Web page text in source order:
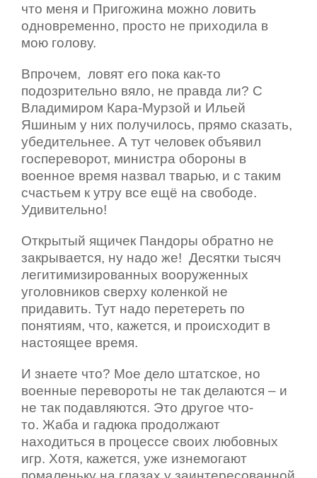
что меня и Пригожина можно ловить
одновременно, просто не приходила в
мою голову.
Впрочем, ловят его пока как-то
подозрительно вяло, не правда ли? С
Владимиром Кара-Мурзой и Ильей
Яшиным у них получилось, прямо сказать,
убедительнее. А тут человек объявил
госпереворот, министра обороны в
военное время назвал тварью, и с таким
счастьем к утру все ещё на свободе.
Удивительно!
Открытый ящичек Пандоры обратно не
закрывается, ну надо же! Десятки тысяч
легитимизированных вооруженных
уголовников сверху коленкой не
придавить. Тут надо перетереть по
понятиям, что, кажется, и происходит в
настоящее время.
И знаете что? Мое дело штатское, но
военные перевороты не так делаются – и
не так подавляются. Это другое что-
то. Жаба и гадюка продолжают
находиться в процессе своих любовных
игр. Хотя, кажется, уже изнемогают